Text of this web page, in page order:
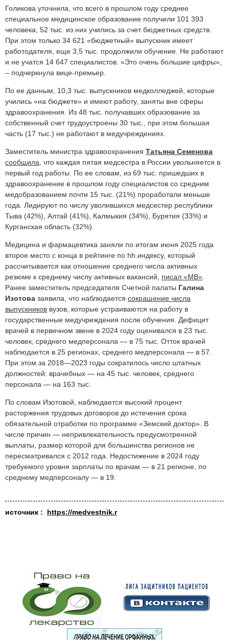
Голикова уточнила, что всего в прошлом году среднее
специальное медицинское образование получили 101 393
человека, 52 тыс. из них учились за счет бюджетных средств.
При этом только 34 621 «бюджетный» выпускник имеет
работодателя, еще 3,5 тыс. продолжили обучение. Не работают
и не учатся 14 647 специалистов. «Это очень большие цифры»,
– подчеркнула вице-премьер.
По ее данным, 10,3 тыс. выпускников медколледжей, которые
учились «на бюджете» и имеют работу, заняты вне сферы
здравоохранения. Из 48 тыс. получавших образование за
собственный счет трудоустроены 30 тыс., при этом большая
часть (17 тыс.) не работают в медучреждениях.
Заместитель министра здравоохранения Татьяна Семенова
сообщила , что каждая пятая медсестра в России увольняется в
первый год работы. По ее словам, из 69 тыс. пришедших в
здравоохранение в прошлом году специалистов со средним
медобразованием почти 15 тыс. (21%) проработали меньше
года. Лидируют по числу уволившихся медсестер республики
Тыва (42%), Алтай (41%), Калмыкия (34%), Бурятия (33%) и
Курганская область (32%).
Медицина и фармацевтика заняли по итогам июня 2025 года
второе место с конца в рейтинге по hh.индексу, который
рассчитывается как отношение среднего числа активных
резюме к среднему числу активных вакансий, писал «МВ»
Ранее заместитель председателя Счетной палаты Галина
Изотова заявила, что наблюдается сокращение числа
выпускников вузов, которые устраиваются на работу в
государственные медучреждения после обучения. Дефицит
врачей в первичном звене в 2024 году оценивался в 23 тыс.
человек, среднего медперсонала — в 75 тыс. Отток врачей
наблюдается в 25 регионах, среднего медперсонала — в 57.
При этом за 2018—2023 годы сократилось число штатных
должностей: врачебных — на 45 тыс. человек, среднего
персонала — на 163 тыс.
По словам Изотовой, наблюдается высокий процент
расторжения трудовых договоров до истечения срока
обязательной отработки по программе «Земский доктор». В
числе причин — непривлекательность предусмотренной
выплаты, размер которой для большинства регионов не
пересматривался с 2012 года. Недостижение в 2024 году
требуемого уровня зарплаты по врачам — в 21 регионе, по
среднему медперсоналу — в 19.
источник : https://medvestnik.r